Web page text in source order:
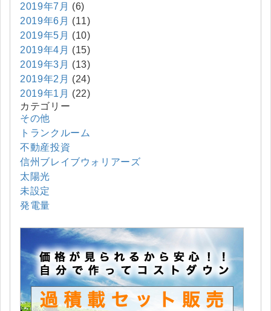
2019年7月 (6)
2019年6月 (11)
2019年5月 (10)
2019年4月 (15)
2019年3月 (13)
2019年2月 (24)
2019年1月 (22)
カテゴリー
その他
トランクルーム
不動産投資
信州ブレイブウォリアーズ
太陽光
未設定
発電量